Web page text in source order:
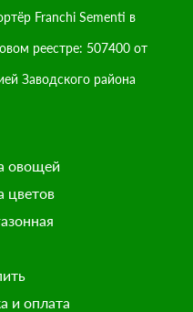
Franchi Sementi в
реестре: 507400 от
Заводского района
овощей
цветов
и оплата